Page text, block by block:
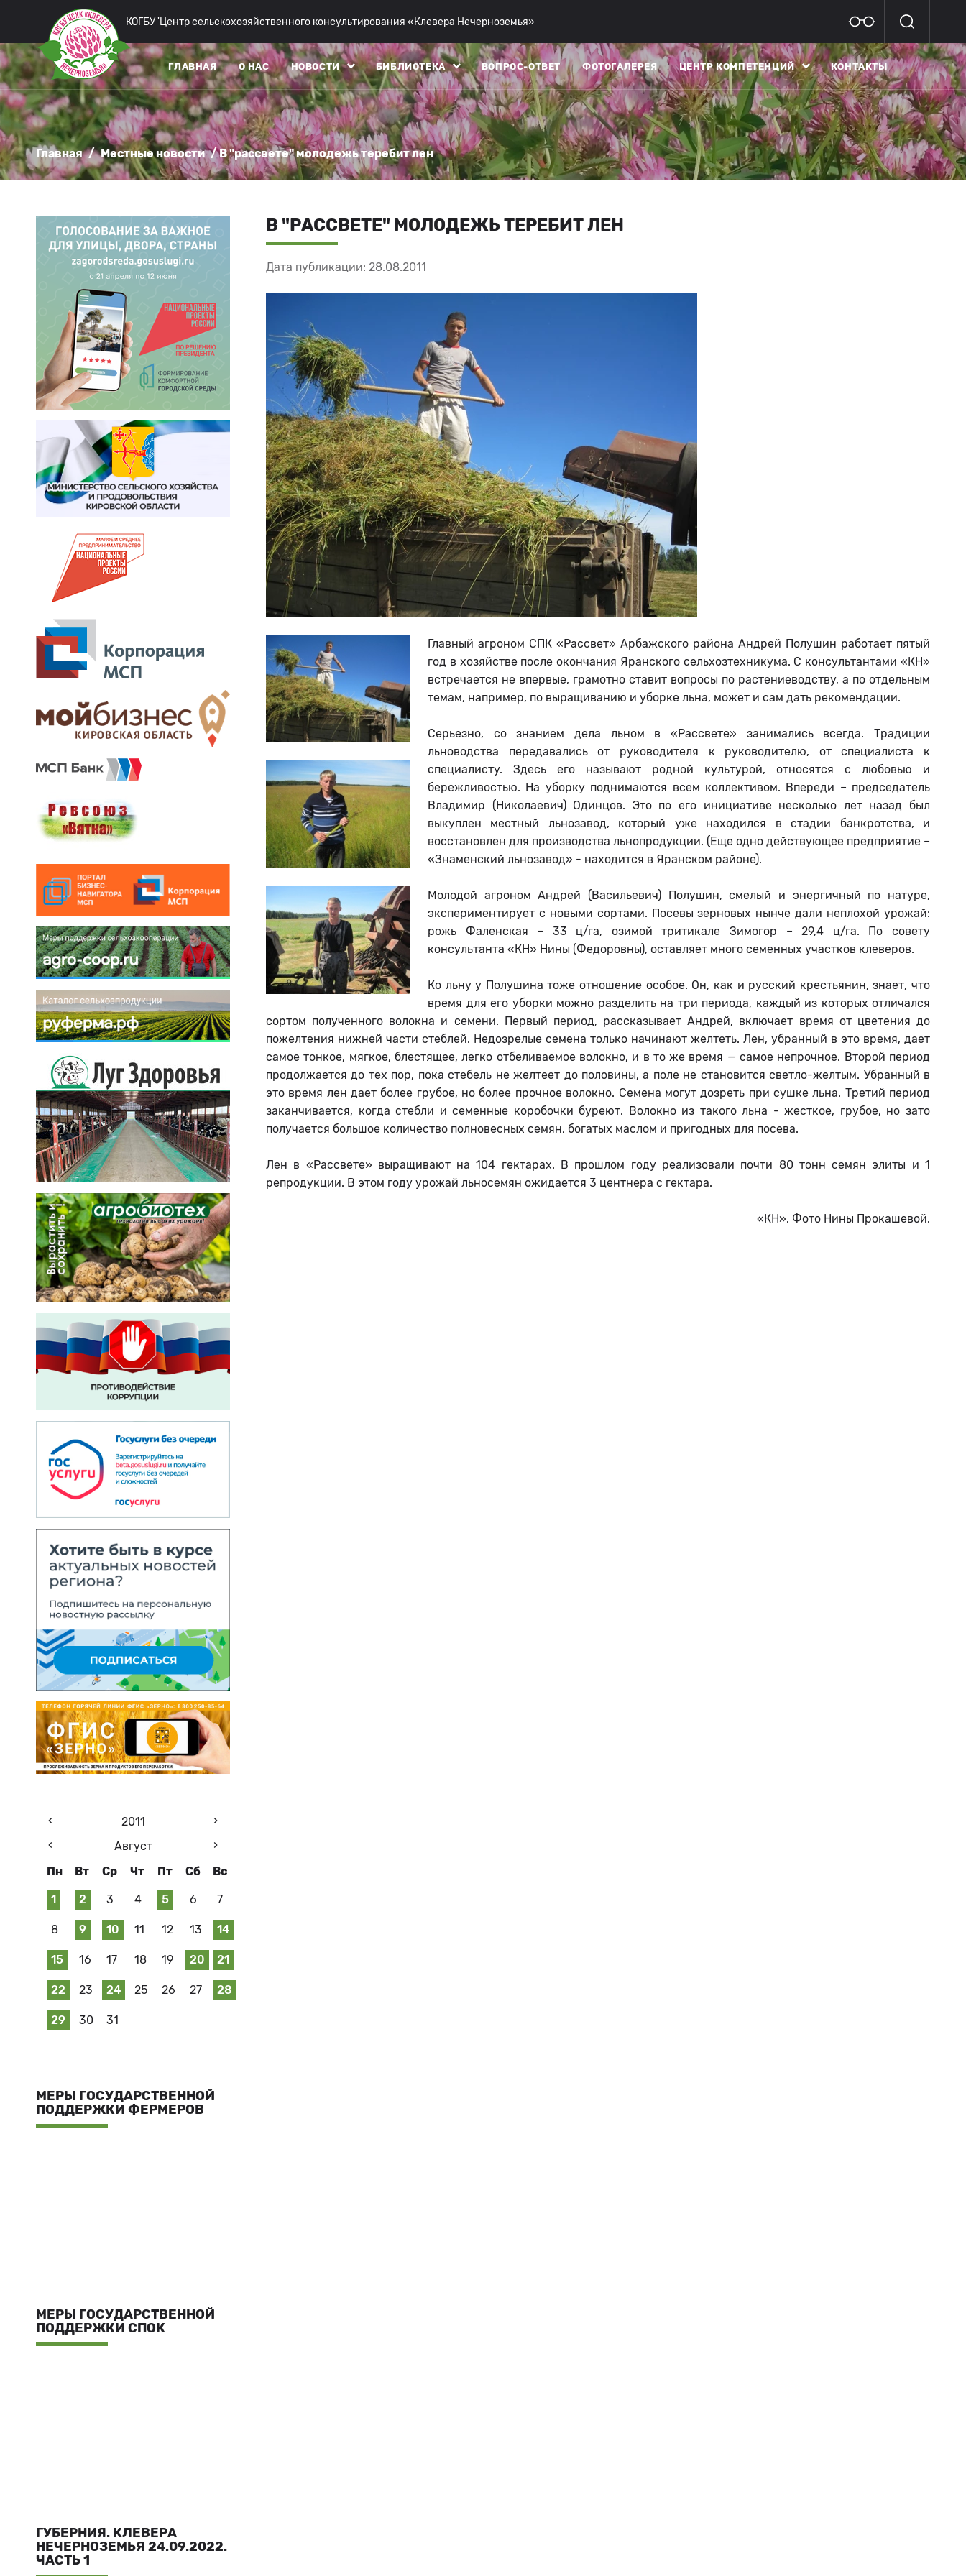
КОГБУ 'Центр сельскохозяйственного консультирования «Клевера Нечерноземья»
ГЛАВНАЯ О НАС НОВОСТИ БИБЛИОТЕКА ВОПРОС-ОТВЕТ ФОТОГАЛЕРЕЯ ЦЕНТР КОМПЕТЕНЦИЙ КОНТАКТЫ
Главная / Местные новости / В "рассвете" молодежь теребит лен
2011
Август
Пн
Вт Ср Чт Пт Сб Вс
1 2 3 4 5 6 7
8 9 10 11 12 13 14
15 16 17 18 19 20 21
22 23 24 25 26 27 28
29 30 31
МЕРЫ ГОСУДАРСТВЕННОЙ
ПОДДЕРЖКИ ФЕРМЕРОВ
МЕРЫ ГОСУДАРСТВЕННОЙ
ПОДДЕРЖКИ СПОК
ГУБЕРНИЯ. КЛЕВЕРА
НЕЧЕРНОЗЕМЬЯ 24.09.2022.
ЧАСТЬ 1
В "РАССВЕТЕ" МОЛОДЕЖЬ ТЕРЕБИТ ЛЕН
Дата публикации: 28.08.2011
Главный агроном СПК «Рассвет» Арбажского района Андрей Полушин работает пятый
год в хозяйстве после окончания Яранского сельхозтехникума. С консультантами «КН»
встречается не впервые, грамотно ставит вопросы по растениеводству, а по отдельным
темам, например, по выращиванию и уборке льна, может и сам дать рекомендации.
Серьезно, со знанием дела льном в «Рассвете» занимались всегда. Традиции
льноводства передавались от руководителя к руководителю, от специалиста к
специалисту. Здесь его называют родной культурой, относятся с любовью и
бережливостью. На уборку поднимаются всем коллективом. Впереди – председатель
Владимир (Николаевич) Одинцов. Это по его инициативе несколько лет назад был
выкуплен местный льнозавод, который уже находился в стадии банкротства, и
восстановлен для производства льнопродукции. (Еще одно действующее предприятие –
«Знаменский льнозавод» - находится в Яранском районе).
Молодой агроном Андрей (Васильевич) Полушин, смелый и энергичный по натуре,
экспериментирует с новыми сортами. Посевы зерновых нынче дали неплохой урожай:
рожь Фаленская – 33 ц/га, озимой тритикале Зимогор – 29,4 ц/га. По совету
консультанта «КН» Нины (Федоровны), оставляет много семенных участков клеверов.
Ко льну у Полушина тоже отношение особое. Он, как и русский крестьянин, знает, что
время для его уборки можно разделить на три периода, каждый из которых отличался
сортом полученного волокна и семени. Первый период, рассказывает Андрей, включает время от цветения до
пожелтения нижней части стеблей. Недозрелые семена только начинают желтеть. Лен, убранный в это время, дает
самое тонкое, мягкое, блестящее, легко отбеливаемое волокно, и в то же время — самое непрочное. Второй период
продолжается до тех пор, пока стебель не желтеет до половины, а поле не становится светло-желтым. Убранный в
это время лен дает более грубое, но более прочное волокно. Семена могут дозреть при сушке льна. Третий период
заканчивается, когда стебли и семенные коробочки буреют. Волокно из такого льна - жесткое, грубое, но зато
получается большое количество полновесных семян, богатых маслом и пригодных для посева.
Лен в «Рассвете» выращивают на 104 гектарах. В прошлом году реализовали почти 80 тонн семян элиты и 1
репродукции. В этом году урожай льносемян ожидается 3 центнера с гектара.
«КН». Фото Нины Прокашевой.